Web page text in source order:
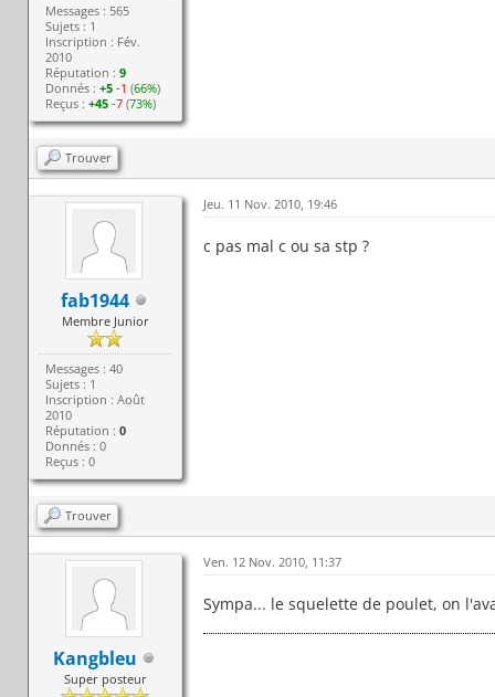
Messages : 565
Sujets : 1
Inscription : Fév.
2010
Réputation :9
Donnés :+5 -1 (66%)
Reçus :+45 -7 (73%)
Trouver
fab1944
Membre Junior
Messages : 40
Sujets : 1
Inscription : Août
2010
Réputation :0
Donnés : 0
Reçus : 0
Jeu. 11 Nov. 2010, 19:46
c pas mal c ou sa stp ?
Trouver
Kangbleu
Super posteur
Ven. 12 Nov. 2010, 11:37
Sympa... le squelette de poulet, on